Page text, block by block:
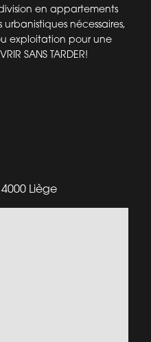
en appartements
nécessaires,
exploitation pour une
SANS TARDER!
Liège